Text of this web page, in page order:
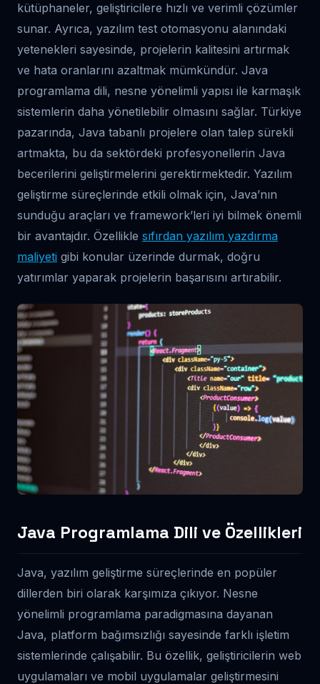
kütüphaneler, geliştiricilere hızlı ve verimli çözümler
sunar. Ayrıca, yazılım test otomasyonu alanındaki
yetenekleri sayesinde, projelerin kalitesini artırmak
ve hata oranlarını azaltmak mümkündür. Java
programlama dili, nesne yönelimli yapısı ile karmaşık
sistemlerin daha yönetilebilir olmasını sağlar. Türkiye
pazarında, Java tabanlı projelere olan talep sürekli
artmakta, bu da sektördeki profesyonellerin Java
becerilerini geliştirmelerini gerektirmektedir. Yazılım
geliştirme süreçlerinde etkili olmak için, Java’nın
sunduğu araçları ve framework’leri iyi bilmek önemli
bir avantajdır. Özellikle sıfırdan yazılım yazdırma
maliyeti gibi konular üzerinde durmak, doğru
yatırımlar yaparak projelerin başarısını artırabilir.
Java Programlama Dili ve Özellikleri
Java, yazılım geliştirme süreçlerinde en popüler
dillerden biri olarak karşımıza çıkıyor. Nesne
yönelimli programlama paradigmasına dayanan
Java, platform bağımsızlığı sayesinde farklı işletim
sistemlerinde çalışabilir. Bu özellik, geliştiricilerin web
uygulamaları ve mobil uygulamalar geliştirmesini